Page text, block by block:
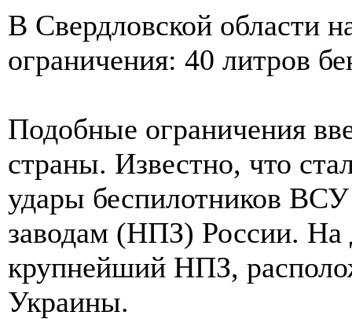
В Свердловской области
ограничения: 40 литров
Подобные ограничения
страны. Известно, что
удары беспилотников
заводам (НПЗ) России. На
крупнейший НПЗ,
Украины.